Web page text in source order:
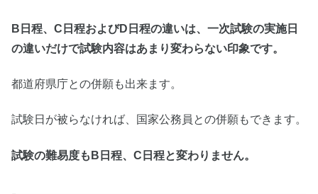
B日程、C日程およびD日程の違いは、一次試験の実施日
の違いだけで試験内容はあまり変わらない印象です。
都道府県庁との併願も出来ます。
試験日が被らなければ、国家公務員との併願もできます。
試験の難易度もB日程、C日程と変わりません。